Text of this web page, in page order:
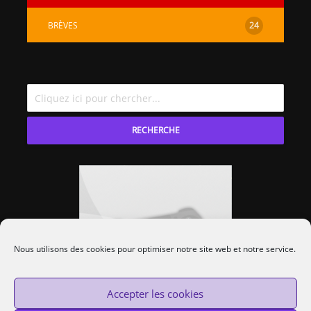
Nous utilisons des cookies pour optimiser notre site web et notre service.
Accepter les cookies
BRÈVES 24
RECHERCHE